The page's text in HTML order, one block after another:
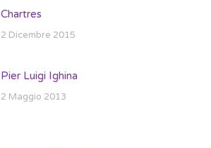
Chartres
2 Dicembre 2015
Pier Luigi Ighina
2 Maggio 2013